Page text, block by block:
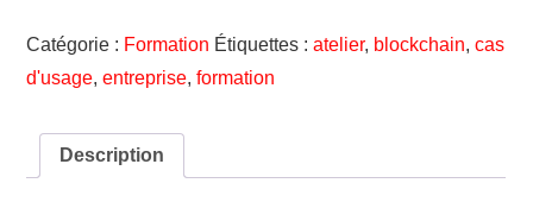
Catégorie : Formation Étiquettes :atelier, blockchain,cas
d'usage,entreprise,formation
Description